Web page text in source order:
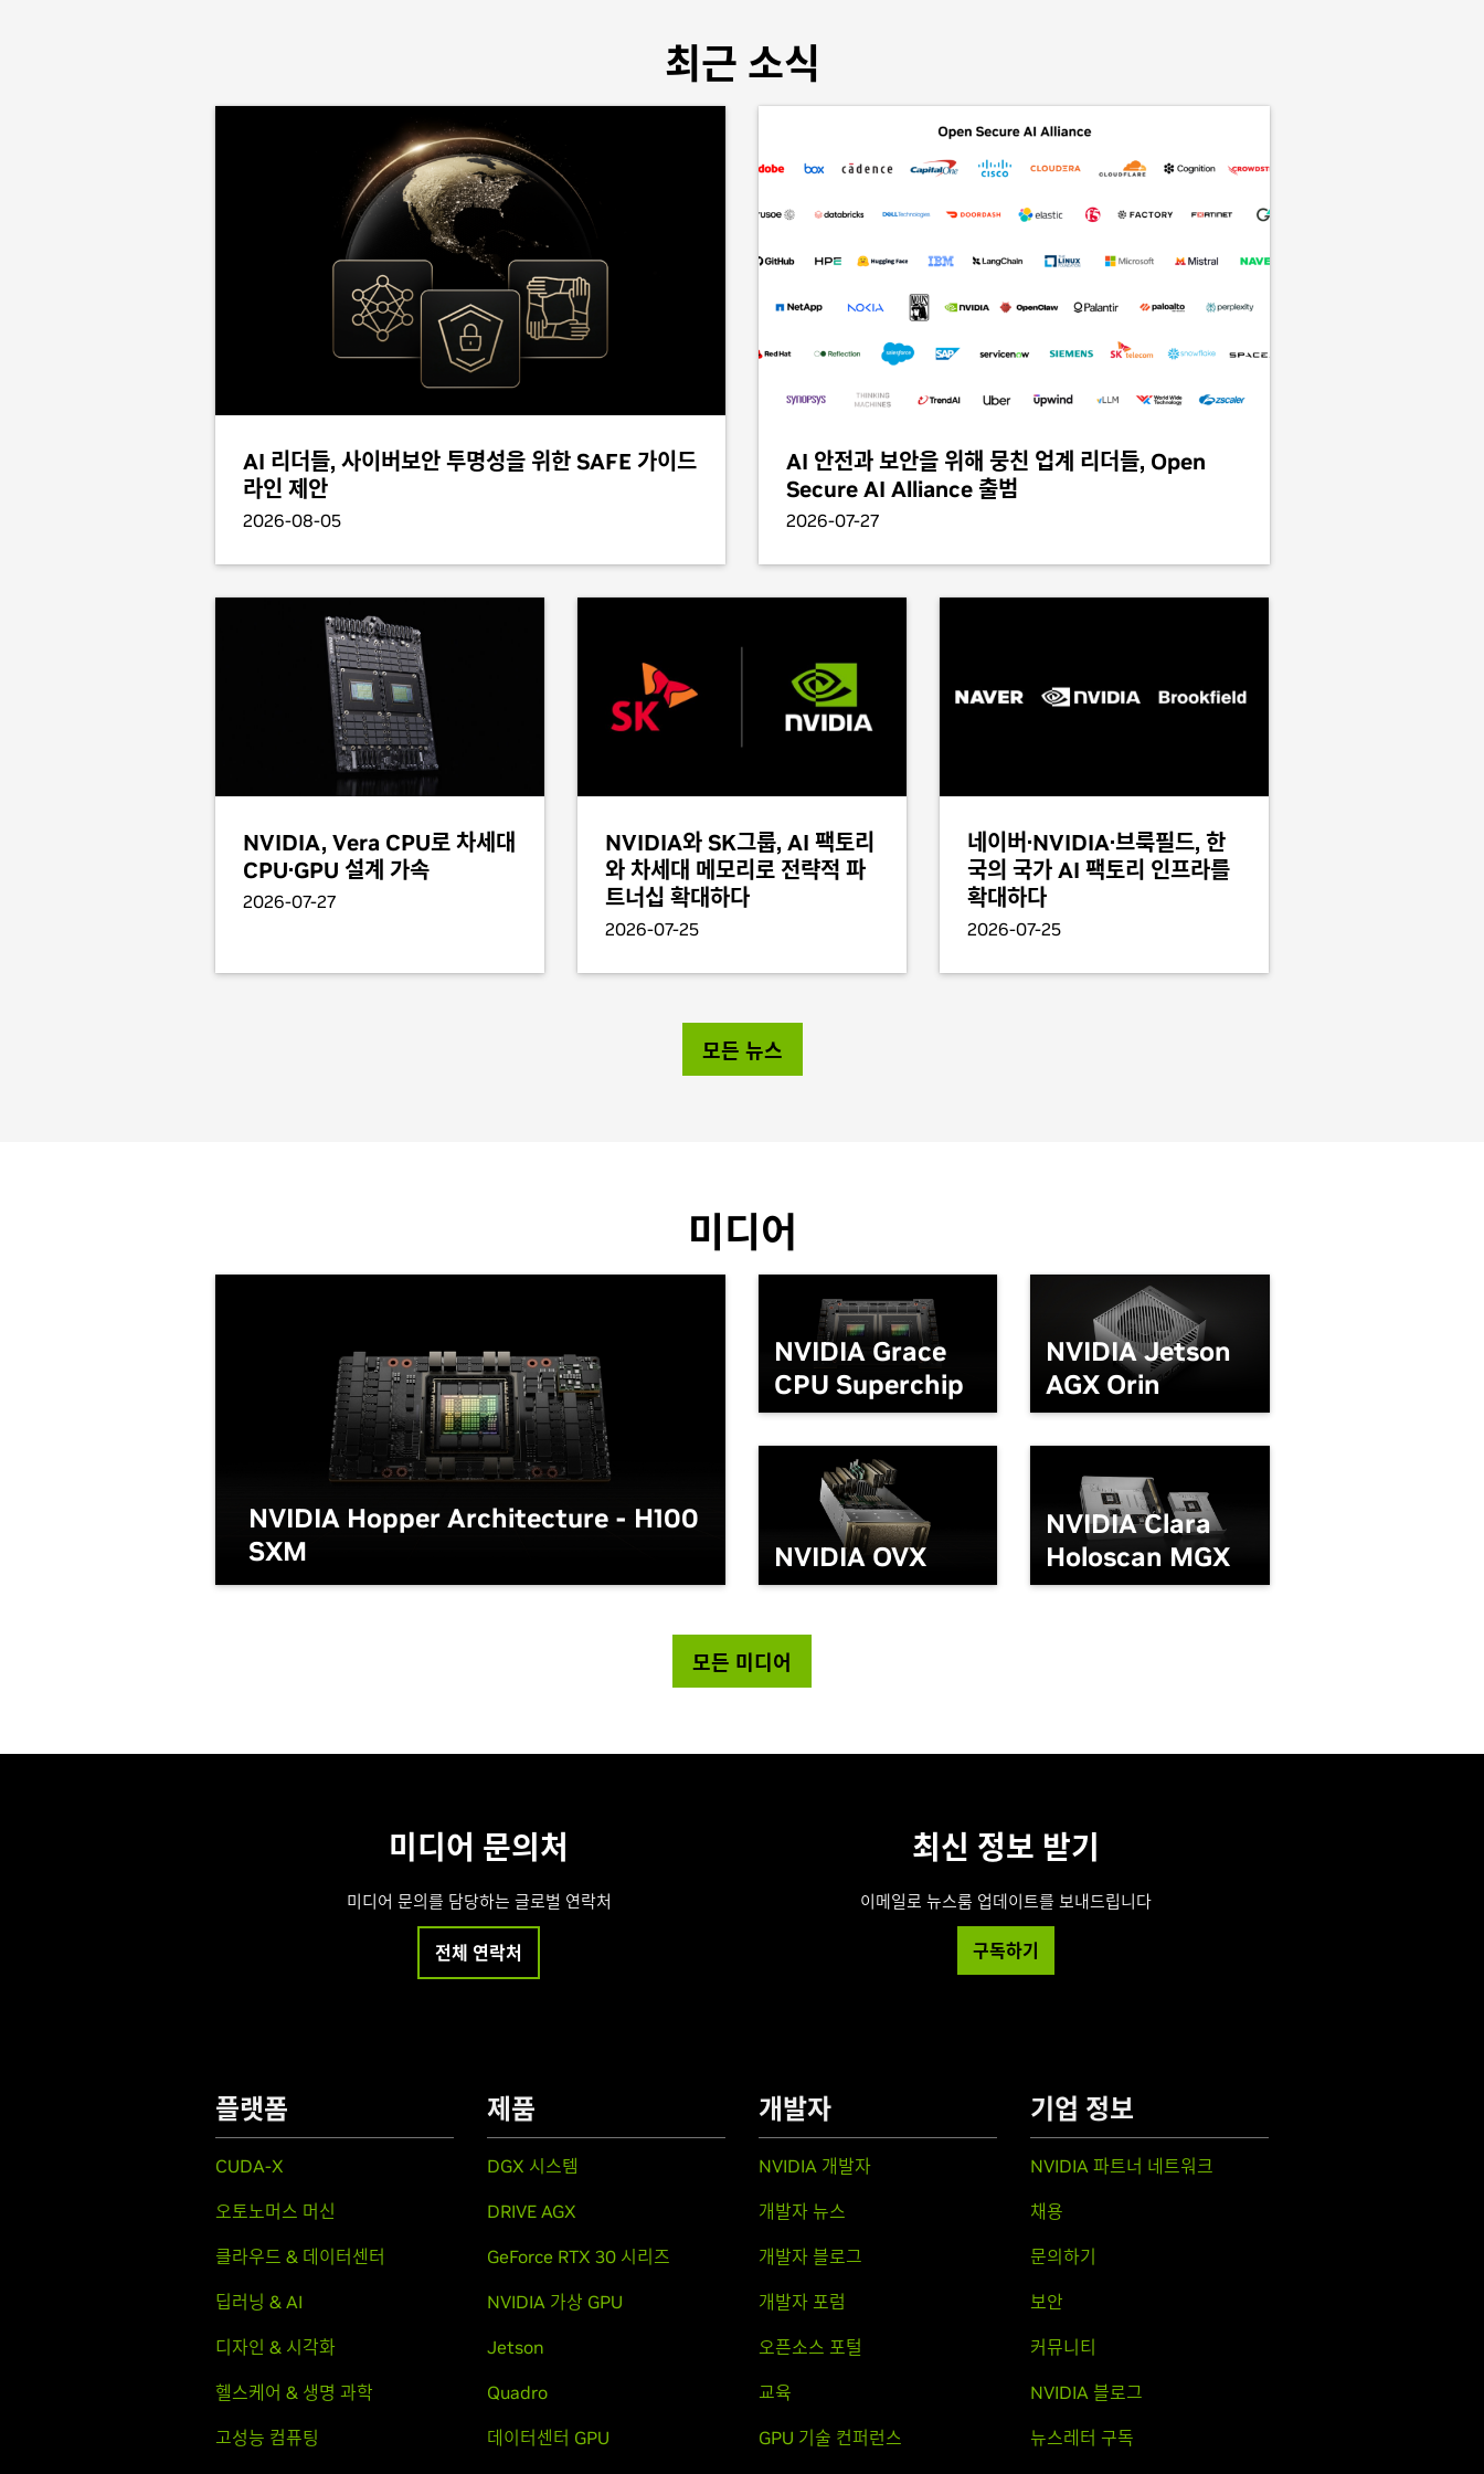
최근 소식
AI 리더들, 사이버보안 투명성을 위한 SAFE 가이드
라인 제안
2026-08-05
AI 안전과 보안을 위해 뭉친 업계 리더들, Open
Secure AI Alliance 출범
2026-07-27
NVIDIA, Vera CPU로 차세대
CPU·GPU 설계 가속
2026-07-27
NVIDIA와 SK그룹, AI 팩토리
와 차세대 메모리로 전략적 파
트너십 확대하다
2026-07-25
네이버·NVIDIA·브룩필드, 한
국의 국가 AI 팩토리 인프라를
확대하다
2026-07-25
모든 뉴스
미디어
NVIDIA Hopper Architecture - H100
SXM
NVIDIA Grace
CPU Superchip
NVIDIA Jetson
AGX Orin
NVIDIA OVX
NVIDIA Clara
Holoscan MGX
모든 미디어
미디어 문의처
미디어 문의를 담당하는 글로벌 연락처
전체 연락처
최신 정보 받기
이메일로 뉴스룸 업데이트를 보내드립니다
구독하기
플랫폼
CUDA-X
오토노머스 머신
클라우드 & 데이터센터
딥러닝 & AI
디자인 & 시각화
헬스케어 & 생명 과학
고성능 컴퓨팅
제품
DGX 시스템
DRIVE AGX
GeForce RTX 30 시리즈
NVIDIA 가상 GPU
Jetson
Quadro
데이터센터 GPU
개발자
NVIDIA 개발자
개발자 뉴스
개발자 블로그
개발자 포럼
오픈소스 포털
교육
GPU 기술 컨퍼런스
기업 정보
NVIDIA 파트너 네트워크
채용
문의하기
보안
커뮤니티
NVIDIA 블로그
뉴스레터 구독